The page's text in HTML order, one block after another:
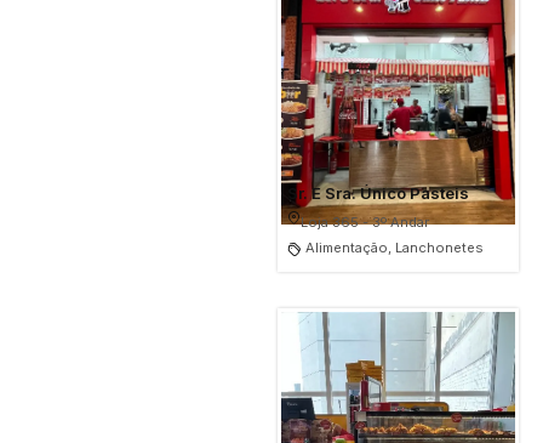
Sr. E Sra. Único Pasteis
Loja 365 - 3º Andar
Alimentação, Lanchonetes